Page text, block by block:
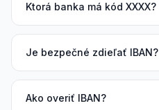
Ktorá banka má kód XXXX?
Je bezpečné zdieľať IBAN?
Ako overiť IBAN?